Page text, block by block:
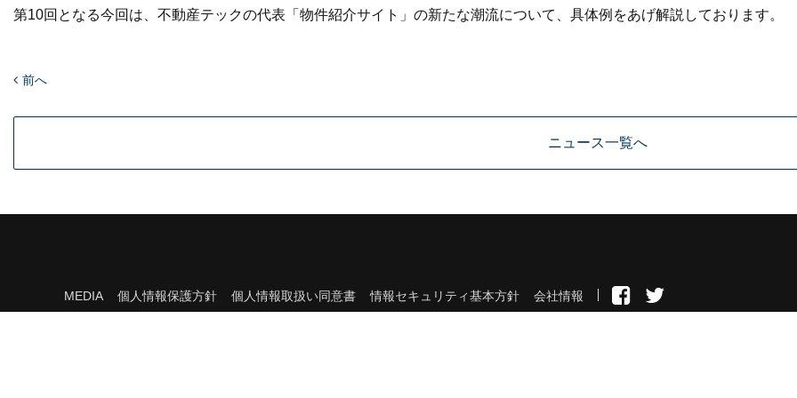
第10回となる今回は、不動産テックの代表「物件紹介サイト」の新たな潮流について、具体例をあげ解説しております。
前へ
ニュース一覧へ
MEDIA 個人情報保護方針 個人情報取扱い同意書 情報セキュリティ基本方針 会社情報